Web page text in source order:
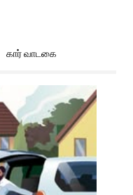
கார் வாடகை